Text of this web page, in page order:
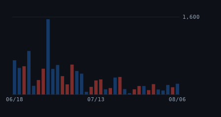
1,600
06/18 07/13 08/06